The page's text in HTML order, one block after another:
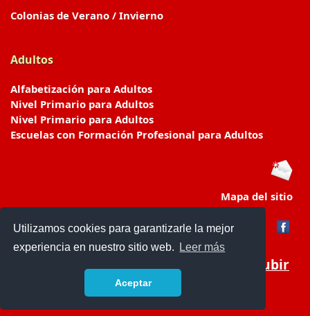
Utilizamos cookies para garantizarle la mejor
experiencia en nuestro sitio web.
Leer más
Aceptar
Colonias de Verano / Invierno
Adultos
Alfabetización para Adultos
Nivel Primario para Adultos
Nivel Primario para Adultos
Escuelas con Formación Profesional para Adultos
Mapa del sitio
Subir